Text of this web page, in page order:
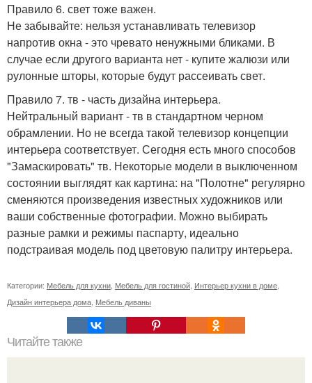
Правило 6. свет тоже важен.
Не забывайте: нельзя устанавливать телевизор
напротив окна - это чревато ненужными бликами. В
случае если другого варианта нет - купите жалюзи или
рулонные шторы, которые будут рассеивать свет.
Правило 7. тв - часть дизайна интерьера.
Нейтральный вариант - тв в стандартном черном
обрамлении. Но не всегда такой телевизор концепции
интерьера соответствует. Сегодня есть много способов
"Замаскировать" тв. Некоторые модели в выключенном
состоянии выглядят как картина: на "Полотне" регулярно
сменяются произведения известных художников или
ваши собственные фотографии. Можно выбирать
разные рамки и режимы паспарту, идеально
подстраивая модель под цветовую палитру интерьера.
Категории: Мебель для кухни, Мебель для гостиной, Интерьер кухни в доме,
Дизайн интерьера дома, Мебель диваны
Читайте также